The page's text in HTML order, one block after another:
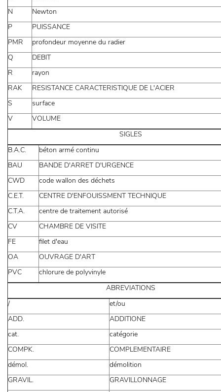
N
Newton
P
PUISSANCE
PMR
profondeur moyenne du radier
Q
DEBIT
R
rayon
RAK
RESISTANCE CARACTERISTIQUE DE L'ACIER
S
surface
V
VOLUME
SIGLES
B.A.C.
béton armé continu
BAU
BANDE D'ARRET D'URGENCE
CWD
code wallon des déchets
C.E.T.
CENTRE D'ENFOUISSMENT TECHNIQUE
C.T.A.
centre de traitement autorisé
CV
CHAMBRE DE VISITE
FE
filet d'eau
OA
OUVRAGE D'ART
PVC
chlorure de polyvinyle
ABREVIATIONS
/
et/ou
ADD.
ADDITIONE
cat.
catégorie
COMPK.
COMPLEMENTAIRE
démol.
démolition
GRAVIL.
GRAVILLONNAGE